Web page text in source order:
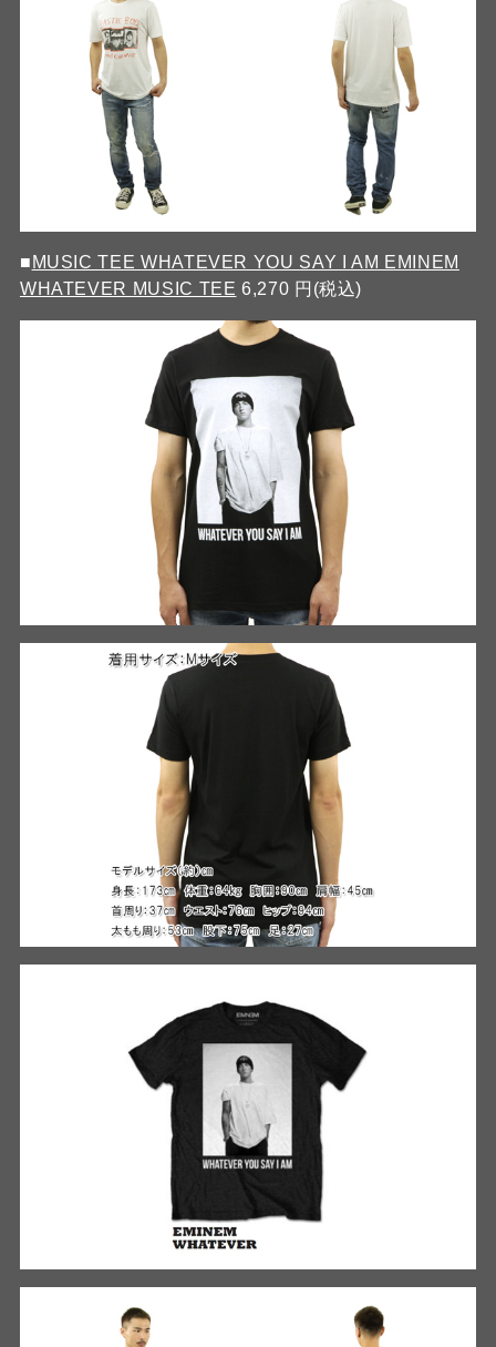
■ MUSIC TEE WHATEVER YOU SAY I AM EMINEM
WHATEVER MUSIC TEE 6,270 円(税込)